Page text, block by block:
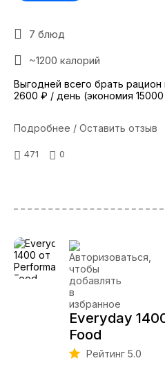
7 блюд
~1200 калорий
Выгодней всего брать
2600 ₽ / день (экономия
Подробнее / Оставить отзыв
471 0
Everyday
Food
Рейтинг 5.0